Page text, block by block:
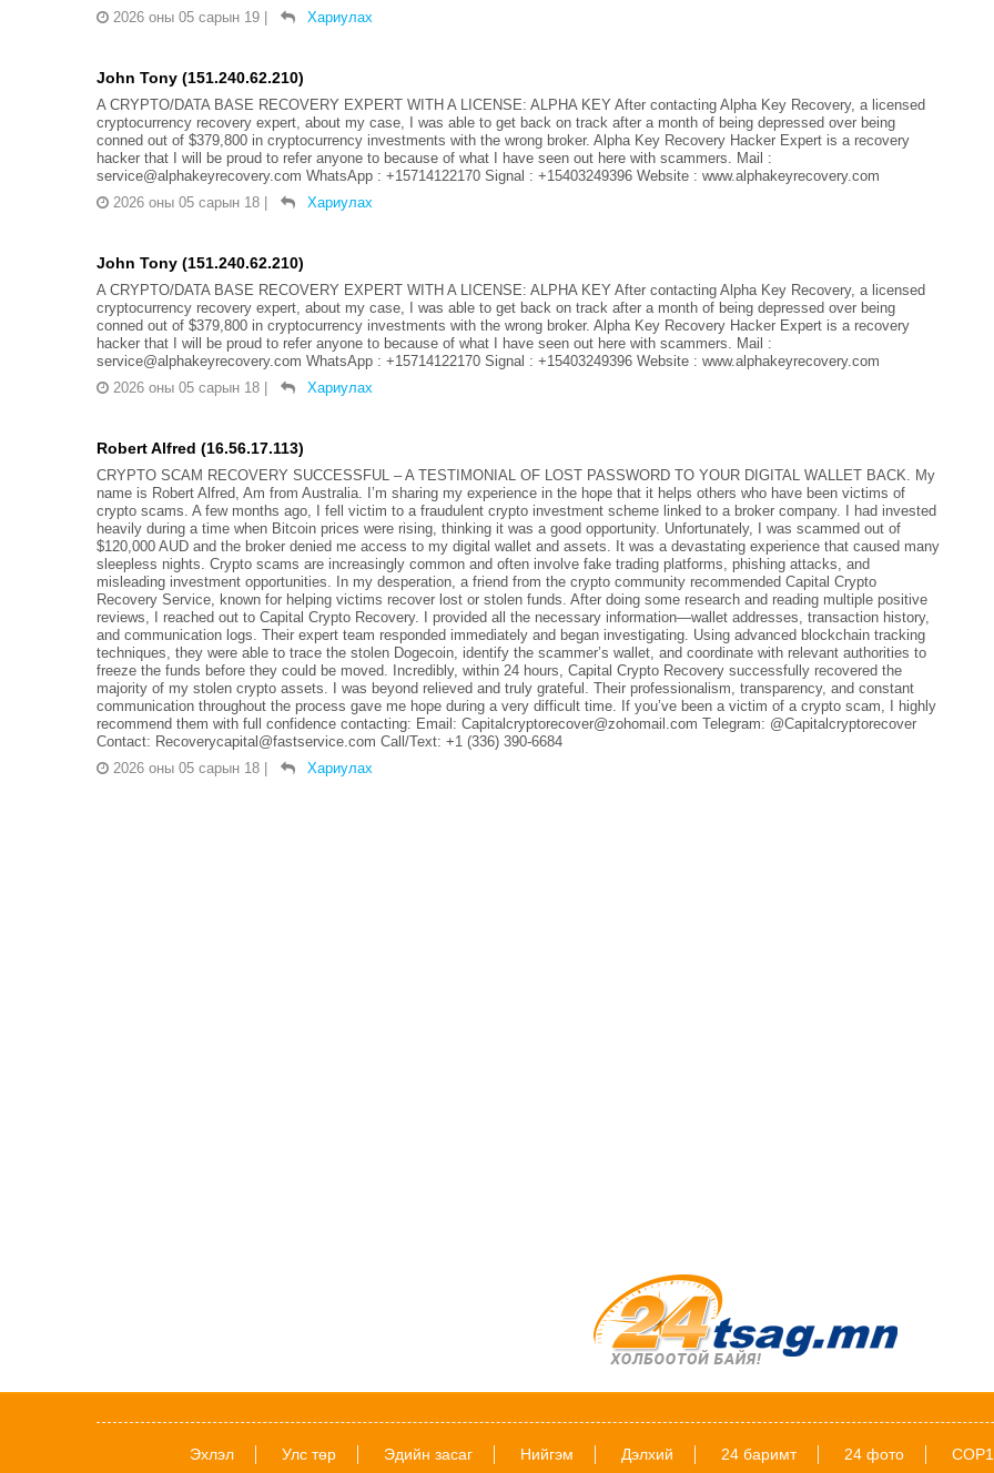
2026 оны 05 сарын 19
Хариулах
John Tony (151.240.62.210)
A CRYPTO/DATA BASE RECOVERY EXPERT WITH A LICENSE: ALPHA KEY After contacting Alpha Key Recovery, a licensed
cryptocurrency recovery expert, about my case, I was able to get back on track after a month of being depressed over being
conned out of $379,800 in cryptocurrency investments with the wrong broker. Alpha Key Recovery Hacker Expert is a recovery
hacker that I will be proud to refer anyone to because of what I have seen out here with scammers. Mail :
service@alphakeyrecovery.com WhatsApp : +15714122170 Signal : +15403249396 Website : www.alphakeyrecovery.com
2026 оны 05 сарын 18
Хариулах
John Tony (151.240.62.210)
A CRYPTO/DATA BASE RECOVERY EXPERT WITH A LICENSE: ALPHA KEY After contacting Alpha Key Recovery, a licensed
cryptocurrency recovery expert, about my case, I was able to get back on track after a month of being depressed over being
conned out of $379,800 in cryptocurrency investments with the wrong broker. Alpha Key Recovery Hacker Expert is a recovery
hacker that I will be proud to refer anyone to because of what I have seen out here with scammers. Mail :
service@alphakeyrecovery.com WhatsApp : +15714122170 Signal : +15403249396 Website : www.alphakeyrecovery.com
2026 оны 05 сарын 18
Хариулах
Robert Alfred (16.56.17.113)
CRYPTO SCAM RECOVERY SUCCESSFUL – A TESTIMONIAL OF LOST PASSWORD TO YOUR DIGITAL WALLET BACK. My
name is Robert Alfred, Am from Australia. I’m sharing my experience in the hope that it helps others who have been victims of
crypto scams. A few months ago, I fell victim to a fraudulent crypto investment scheme linked to a broker company. I had invested
heavily during a time when Bitcoin prices were rising, thinking it was a good opportunity. Unfortunately, I was scammed out of
$120,000 AUD and the broker denied me access to my digital wallet and assets. It was a devastating experience that caused many
sleepless nights. Crypto scams are increasingly common and often involve fake trading platforms, phishing attacks, and
misleading investment opportunities. In my desperation, a friend from the crypto community recommended Capital Crypto
Recovery Service, known for helping victims recover lost or stolen funds. After doing some research and reading multiple positive
reviews, I reached out to Capital Crypto Recovery. I provided all the necessary information—wallet addresses, transaction history,
and communication logs. Their expert team responded immediately and began investigating. Using advanced blockchain tracking
techniques, they were able to trace the stolen Dogecoin, identify the scammer’s wallet, and coordinate with relevant authorities to
freeze the funds before they could be moved. Incredibly, within 24 hours, Capital Crypto Recovery successfully recovered the
majority of my stolen crypto assets. I was beyond relieved and truly grateful. Their professionalism, transparency, and constant
communication throughout the process gave me hope during a very difficult time. If you’ve been a victim of a crypto scam, I highly
recommend them with full confidence contacting: Email: Capitalcryptorecover@zohomail.com Telegram: @Capitalcryptorecover
Contact: Recoverycapital@fastservice.com Call/Text: +1 (336) 390-6684
2026 оны 05 сарын 18
Хариулах
Эхлэл Улс төр Эдийн засаг Нийгэм Дэлхий 24 баримт 24 фото